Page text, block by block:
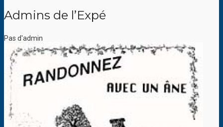
Admins de l’Expé
Pas d'admin